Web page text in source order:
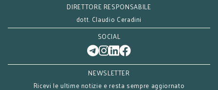
DIRETTORE RESPONSABILE
dott. Claudio Ceradini
SOCIAL
NEWSLETTER
Ricevi le ultime notizie e resta sempre aggiornato